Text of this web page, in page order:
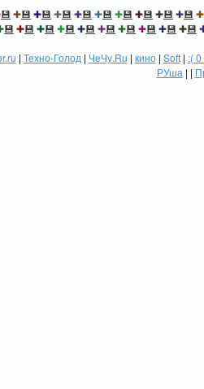
💾 ✚💾 ✚💾 ✚💾 ✚💾 ✚💾 ✚💾 ✚💾 ✚💾 ✚💾 ✚
💾 ✚💾 ✚💾 ✚💾 ✚💾 ✚💾 ✚💾 ✚💾 ✚💾 ✚💾
| Техно-Голод | ЧеЧу.Ru | кино| Soft| :(
РУша | |